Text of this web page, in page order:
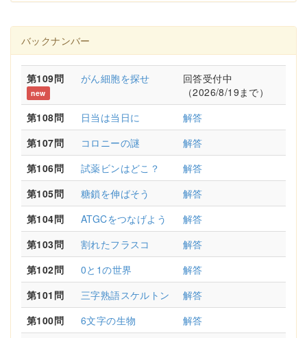
バックナンバー
第109問
new
がん細胞を探せ
回答受付中
（2026/8/19まで）
第108問
日当は当日に
解答
第107問
コロニーの謎
解答
第106問
試薬ビンはどこ？
解答
第105問
糖鎖を伸ばそう
解答
第104問
ATGCをつなげよう
解答
第103問
割れたフラスコ
解答
第102問
0と1の世界
解答
第101問
三字熟語スケルトン
解答
第100問
6文字の生物
解答